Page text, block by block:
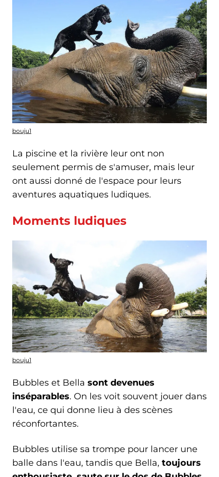
bouju1
La piscine et la rivière leur ont non
seulement permis de s'amuser, mais leur
ont aussi donné de l'espace pour leurs
aventures aquatiques ludiques.
Moments ludiques
bouju1
Bubbles et Bella sont devenues
inséparables. On les voit souvent jouer dans
l'eau, ce qui donne lieu à des scènes
réconfortantes.
Bubbles utilise sa trompe pour lancer une
balle dans l'eau, tandis que Bella, toujours